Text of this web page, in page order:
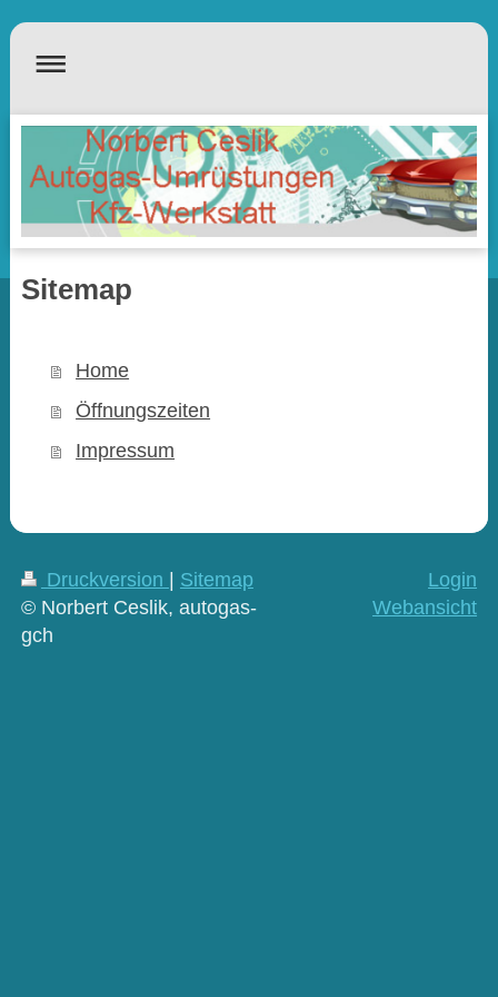
Sitemap
Home
Öffnungszeiten
Impressum
Druckversion
Sitemap
© Norbert Ceslik, autogas-
gch
Login
Webansicht